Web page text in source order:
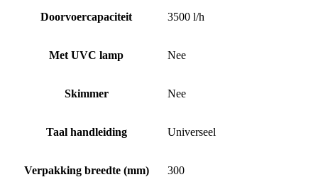
Doorvoercapaciteit 3500 l/h
Met UVC lamp Nee
Skimmer Nee
Taal handleiding Universeel
Verpakking breedte (mm) 300